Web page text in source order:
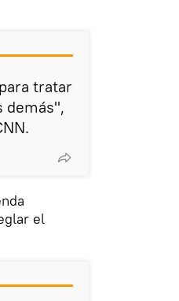
tratar
demás",
el